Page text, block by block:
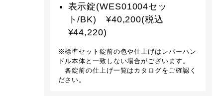
表示錠(WES01004セッ
ト/BK) ¥40,200(税込
¥44,220)
※標準セット錠前の色や仕上げはレバーハン
ドル本体と一致しない場合がございます。
各錠前の仕上げ一覧はカタログをご確認く
ださい。